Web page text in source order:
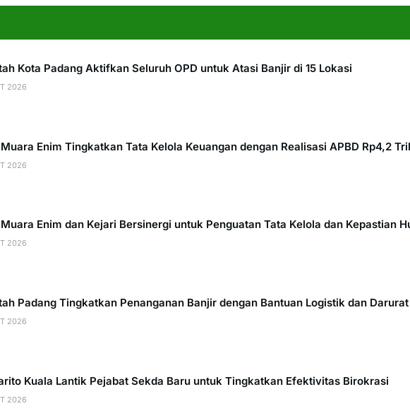
Kota Padang Aktifkan Seluruh OPD untuk Atasi Banjir di 15 Lokasi
2026
Enim Tingkatkan Tata Kelola Keuangan dengan Realisasi APBD Rp4,2
2026
Enim dan Kejari Bersinergi untuk Penguatan Tata Kelola dan Kepastian
2026
Padang Tingkatkan Penanganan Banjir dengan Bantuan Logistik dan Darurat
2026
Kuala Lantik Pejabat Sekda Baru untuk Tingkatkan Efektivitas Birokrasi
2026